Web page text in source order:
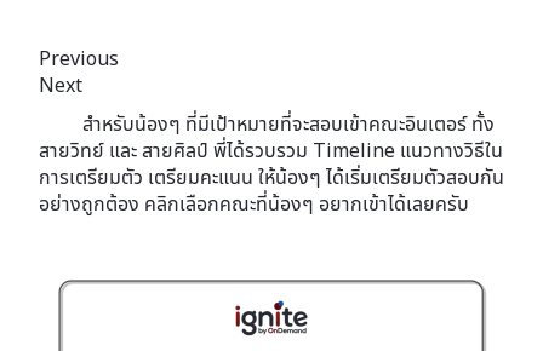
Previous
Next
สำหรับน้องๆ ที่มีเป้าหมายที่จะสอบเข้าคณะอินเตอร์ ทั้ง
สายวิทย์ และ สายศิลป์ พี่ได้รวบรวม Timeline แนวทางวิธีใน
การเตรียมตัว เตรียมคะแนน ให้น้องๆ ได้เริ่มเตรียมตัวสอบกัน
อย่างถูกต้อง คลิกเลือกคณะที่น้องๆ อยากเข้าได้เลยครับ